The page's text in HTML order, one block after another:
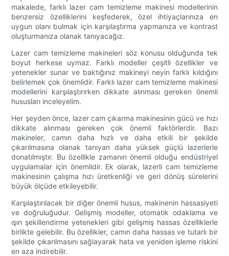
makalede, farklı lazer cam temizleme makinesi modellerinin
benzersiz özelliklerini keşfederek, özel ihtiyaçlarınıza en
uygun olanı bulmak için karşılaştırma yapmanıza ve kontrast
oluşturmanıza olanak tanıyacağız.
Lazer cam temizleme makineleri söz konusu olduğunda tek
boyut herkese uymaz. Farklı modeller çeşitli özellikler ve
yetenekler sunar ve baktığınız makineyi neyin farklı kıldığını
belirlemek çok önemlidir. Farklı lazer cam temizleme makinesi
modellerini karşılaştırırken dikkate alınması gereken önemli
hususları inceleyelim.
Her şeyden önce, lazer cam çıkarma makinesinin gücü ve hızı
dikkate alınması gereken çok önemli faktörlerdir. Bazı
makineler, camın daha hızlı ve daha etkili bir şekilde
çıkarılmasına olanak tanıyan daha yüksek güçlü lazerlerle
donatılmıştır. Bu özellikle zamanın önemli olduğu endüstriyel
uygulamalar için önemlidir. Ek olarak, lazerli cam temizleme
makinesinin çalışma hızı üretkenliği ve geri dönüş sürelerini
büyük ölçüde etkileyebilir.
Karşılaştırılacak bir diğer önemli husus, makinenin hassasiyeti
ve doğruluğudur. Gelişmiş modeller, otomatik odaklama ve
ışın şekillendirme yetenekleri gibi gelişmiş hassas özelliklerle
birlikte gelebilir. Bu özellikler, camın daha hassas ve tutarlı bir
şekilde çıkarılmasını sağlayarak hata ve yeniden işleme riskini
en aza indirebilir.